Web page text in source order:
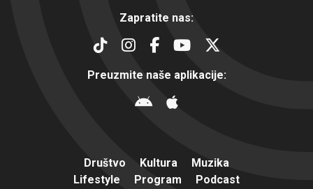
Zapratite nas:
Preuzmite naše aplikacije:
Društvo Kultura
Muzika
Lifestyle
Program
Podcast